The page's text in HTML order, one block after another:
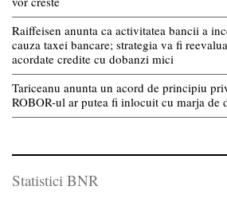
Raiffeisen anunta ca activitatea bancii a
cauza taxei bancare; strategia va fi
acordate credite cu dobanzi mici
Tariceanu anunta un acord de principiu
ROBOR-ul ar putea fi inlocuit cu marja de
Statistici BNR